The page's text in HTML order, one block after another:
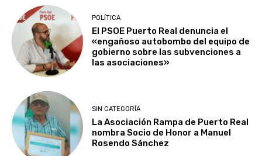
POLÍTICA
El PSOE Puerto Real denuncia el
«engañoso autobombo del equipo de
gobierno sobre las subvenciones a
las asociaciones»
SIN CATEGORÍA
La Asociación Rampa de Puerto Real
nombra Socio de Honor a Manuel
Rosendo Sánchez